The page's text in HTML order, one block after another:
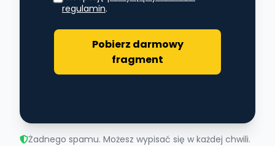
regulamin.
Pobierz darmowy
fragment
Żadnego spamu. Możesz wypisać się w każdej chwili.